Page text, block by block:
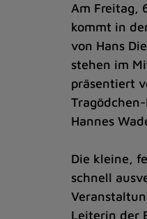
Am Freitag,
kommt in
von Hans
stehen im
präsentiert
Hannes
Die kleine,
schnell
Leiterin der